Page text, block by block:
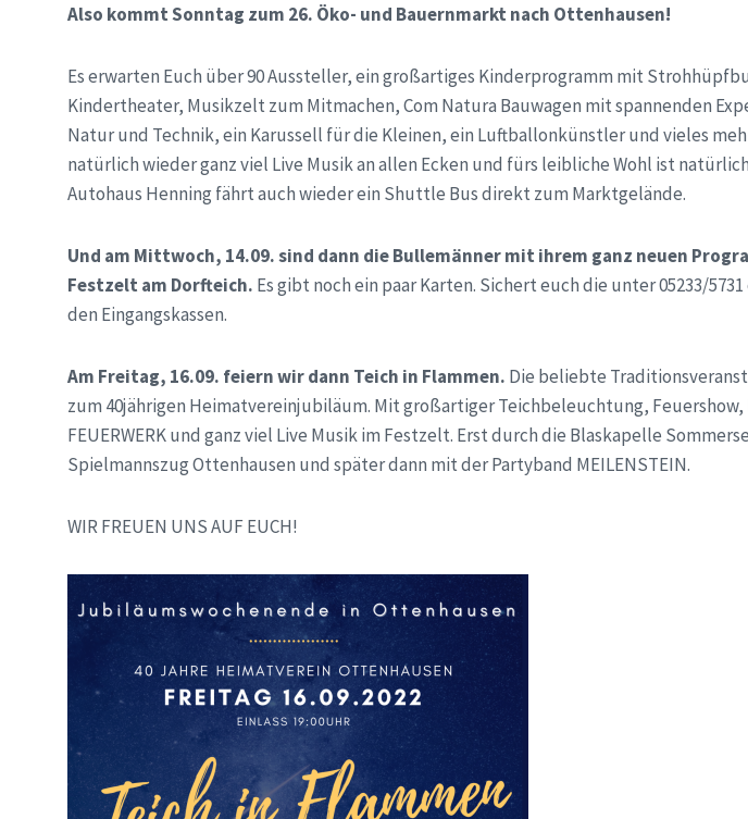
Also kommt Sonntag zum 26. Öko- und Bauernmarkt nach Ottenhausen!
Es erwarten Euch über 90 Aussteller, ein großartiges Kinderprogramm mit
Kindertheater, Musikzelt zum Mitmachen, Com Natura Bauwagen mit spannenden
Natur und Technik, ein Karussell für die Kleinen, ein Luftballonkünstler und vieles
natürlich wieder ganz viel Live Musik an allen Ecken und fürs leibliche Wohl ist
Autohaus Henning fährt auch wieder ein Shuttle Bus direkt zum Marktgelände.
Und am Mittwoch, 14.09. sind dann die Bullemänner mit ihrem ganz neuen
Festzelt am Dorfteich. Es gibt noch ein paar Karten. Sichert euch die unter 05233/
den Eingangskassen.
Am Freitag, 16.09. feiern wir dann Teich in Flammen. Die beliebte
zum 40jährigen Heimatvereinjubiläum. Mit großartiger Teichbeleuchtung,
FEUERWERK und ganz viel Live Musik im Festzelt. Erst durch die Blaskapelle
Spielmannszug Ottenhausen und später dann mit der Partyband MEILENSTEIN.
WIR FREUEN UNS AUF EUCH!